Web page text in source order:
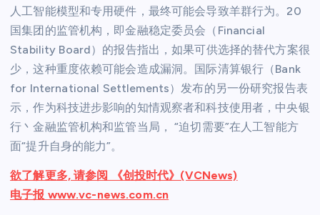
人工智能模型和专用硬件，最终可能会导致羊群行为。20
国集团的监管机构，即金融稳定委员会（Financial
Stability Board）的报告指出，如果可供选择的替代方案很
少，这种重度依赖可能会造成漏洞。国际清算银行（Bank
for International Settlements）发布的另一份研究报告表
示，作为科技进步影响的知情观察者和科技使用者，中央银
行丶金融监管机构和监管当局， “迫切需要”在人工智能方
面“提升自身的能力”。
欲了解更多, 请参阅 《创投时代》(VCNews)
电子报 www.vc-news.com.cn